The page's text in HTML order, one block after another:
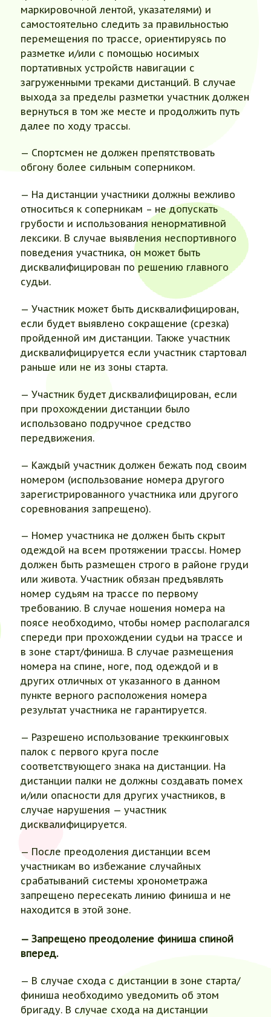
маркировочной лентой, указателями) и
самостоятельно следить за правильностью
перемещения по трассе, ориентируясь по
разметке и/или с помощью носимых
портативных устройств навигации с
загруженными треками дистанций. В случае
выхода за пределы разметки участник должен
вернуться в том же месте и продолжить путь
далее по ходу трассы.
— Спортсмен не должен препятствовать
обгону более сильным соперником.
— На дистанции участники должны вежливо
относиться к соперникам – не допускать
грубости и использования ненормативной
лексики. В случае выявления неспортивного
поведения участника, он может быть
дисквалифицирован по решению главного
судьи.
— Участник может быть дисквалифицирован,
если будет выявлено сокращение (срезка)
пройденной им дистанции. Также участник
дисквалифицируется если участник стартовал
раньше или не из зоны старта.
— Участник будет дисквалифицирован, если
при прохождении дистанции было
использовано подручное средство
передвижения.
— Каждый участник должен бежать под своим
номером (использование номера другого
зарегистрированного участника или другого
соревнования запрещено).
— Номер участника не должен быть скрыт
одеждой на всем протяжении трассы. Номер
должен быть размещен строго в районе груди
или живота. Участник обязан предъявлять
номер судьям на трассе по первому
требованию. В случае ношения номера на
поясе необходимо, чтобы номер располагался
спереди при прохождении судьи на трассе и
в зоне старт/финиша. В случае размещения
номера на спине, ноге, под одеждой и в
других отличных от указанного в данном
пункте верного расположения номера
результат участника не гарантируется.
— Разрешено использование треккинговых
палок с первого круга после
соответствующего знака на дистанции. На
дистанции палки не должны создавать помех
и/или опасности для других участников, в
случае нарушения — участник
дисквалифицируется.
— После преодоления дистанции всем
участникам во избежание случайных
срабатываний системы хронометража
запрещено пересекать линию финиша и не
находится в этой зоне.
— Запрещено преодоление финиша спиной
вперед.
— В случае схода с дистанции в зоне старта/
финиша необходимо уведомить об этом
бригаду. В случае схода на дистанции